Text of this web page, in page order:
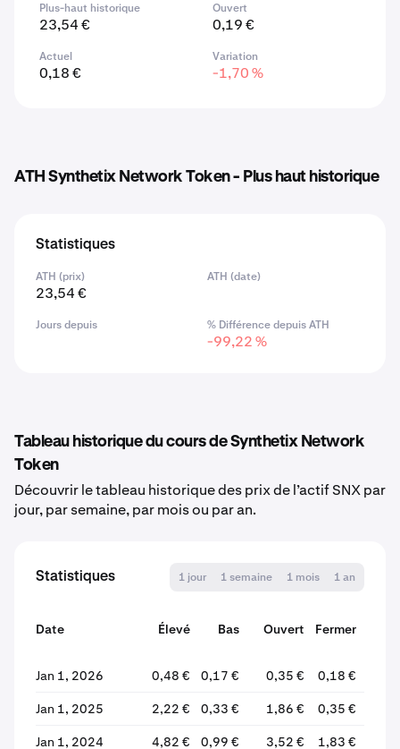
Plus-haut historique
23,54 €
Ouvert
0,19 €
Actuel
0,18 €
Variation
-1,70 %
ATH Synthetix Network Token - Plus haut historique
Statistiques
ATH (prix)
23,54 €
ATH (date)
Jours depuis % Différence depuis ATH
-99,22 %
Tableau historique du cours de Synthetix Network
Token
Découvrir le tableau historique des prix de l’actif SNX par
jour, par semaine, par mois ou par an.
Statistiques 1 jour 1 semaine 1 mois 1 an
Date Élevé Bas Ouvert
Fermer
Jan 1, 2026
0,48 € 0,17 € 0,35 € 0,18 €
Jan 1, 2025 2,22 € 0,33 € 1,86 € 0,35 €
Jan 1, 2024 4,82 € 0,99 € 3,52 € 1,83 €